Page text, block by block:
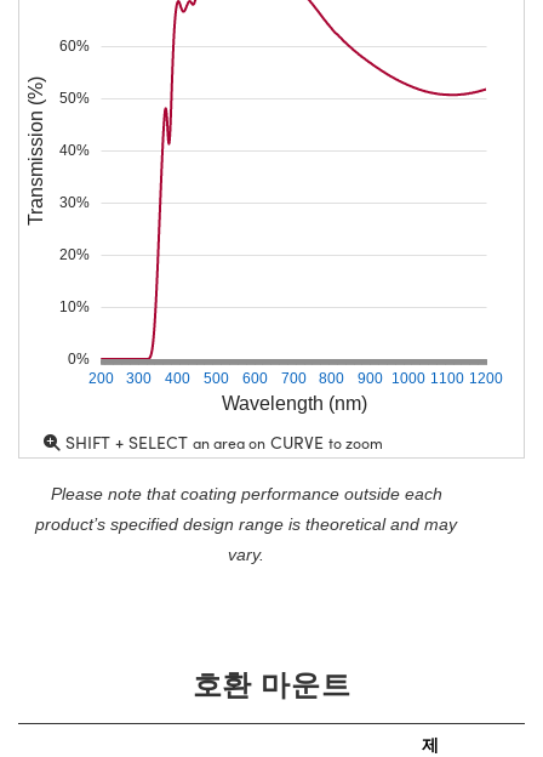
Wavelength (nm)
200 300 400 500 600 700 800 900 1000 1100 1200
0%
10%
20%
30%
40%
50%
60%
Transmission (%)
SHIFT + SELECT an area on CURVE to zoom
Please note that coating performance outside each
product’s specified design range is theoretical and may
vary.
호환 마운트
제